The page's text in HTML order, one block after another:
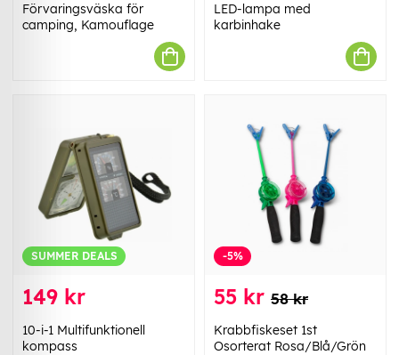
Förvaringsväska för
camping, Kamouflage
LED-lampa med
karbinhake
SUMMER DEALS
149 kr
10-i-1 Multifunktionell
kompass
-5%
55 kr 58 kr
Krabbfiskeset 1st
Osorterat Rosa/Blå/Grön